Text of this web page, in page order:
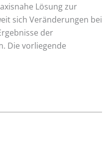
Lösung zur
sich Veränderungen bei
der
Die vorliegende